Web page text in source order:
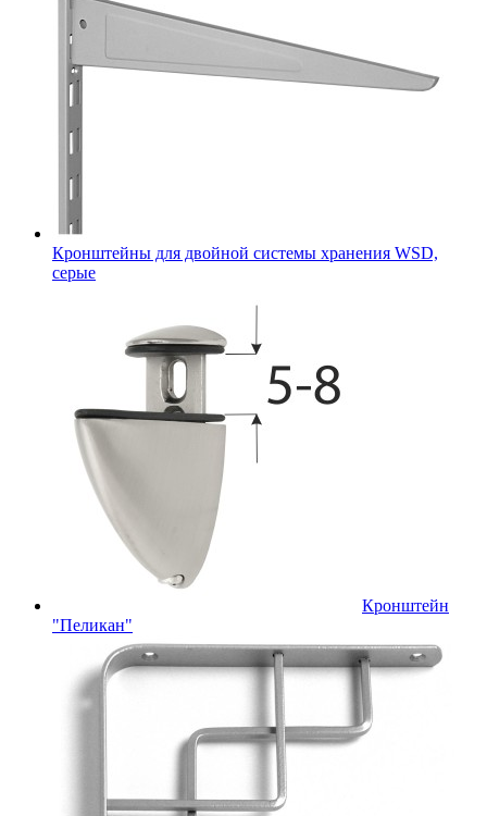
Кронштейны для двойной системы хранения WSD,
серые
Кронштейн
"Пеликан"